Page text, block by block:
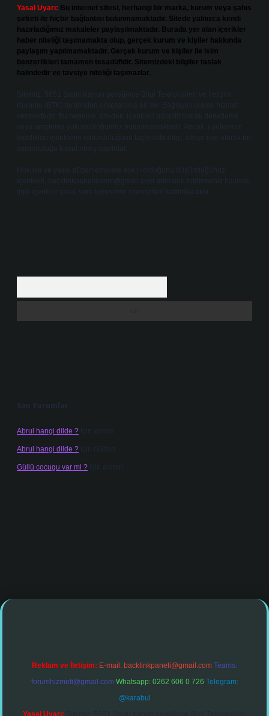
Yasal Uyarı: Bu internet sitesi, herhangi bir marka, kurum veya şahıs
şirketi ile hiçbir bağlantısı bulunmamaktadır. Sitede yalnızca kendi
hazırladığımız makaleler paylaşılmaktadır. Burada yer alan içerikler
haber niteliği taşımamakta olup, gerçek kurum ve kişiler hakkında
paylaşım yapılmamaktadır. Gerçek kurum ve kişiler ile isim
benzerlikleri tamamen tesadüfidir. Sitemizdeki bilgiler taslak
halindedir ve tavsiye niteliği taşımazlar.
Sitemiz, 5651 Sayılı Kanun gereğince Bilgi Teknolojileri ve İletişim
Kurumu (BTK) tarafından onaylanmış bir Yer Sağlayıcı olarak hizmet
vermektedir. Bu nedenle, sitedeki içerikleri proaktif olarak denetleme
veya araştırma yükümlülüğümüz bulunmamaktadır. Ancak, üyelerimiz
yazdıkları içeriklerin sorumluluğunu taşımakta olup, siteye üye olarak bu
sorumluluğu kabul etmiş sayılırlar.
Hukuka ve yasal düzenlemelere aykırı olduğunu düşündüğünüz
içerikleri,
backlinkpanelicomtr@gmail.com adresine bildirmeniz halinde,
ilgili içerikler yasal süre içerisinde sitemizden kaldırılacaktır.
Son Yorumlar
Abrul hangi dilde ? için admin
Abrul hangi dilde ? için Gülten
Güllü cocugu var mi ? için admin
Reklam ve İletişim: E-mail: backlinkpaneli@gmail.com Teams:
forumhizmeti@gmail.com Whatsapp: 0262 606 0 726 Telegram:
@karabul
Yasal Uyarı: